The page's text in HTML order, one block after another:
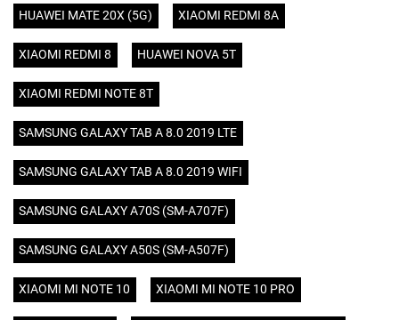
HUAWEI MATE 20X (5G) XIAOMI REDMI 8A
XIAOMI REDMI 8 HUAWEI NOVA 5T
XIAOMI REDMI NOTE 8T
SAMSUNG GALAXY TAB A 8.0 2019 LTE
SAMSUNG GALAXY TAB A 8.0 2019 WIFI
SAMSUNG GALAXY A70S (SM-A707F)
SAMSUNG GALAXY A50S (SM-A507F)
XIAOMI MI NOTE 10 XIAOMI MI NOTE 10 PRO